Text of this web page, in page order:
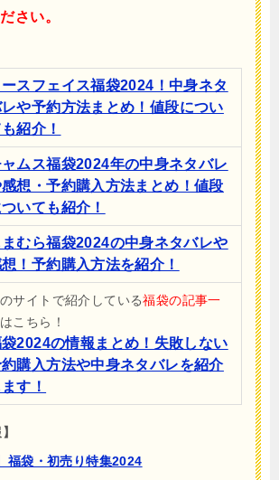
さい。
ースフェイス福袋2024！中身ネタ
や予約方法まとめ！値段につい
紹介！
ムス福袋2024年の中身ネタバレ
想・予約購入方法まとめ！値段
いても紹介！
まむら福袋2024の中身ネタバレや
！予約購入方法を紹介！
サイトで紹介している福袋の記事一
はこちら！
2024の情報まとめ！失敗しない
購入方法や中身ネタバレを紹介
ます！
福袋・初売り特集2024